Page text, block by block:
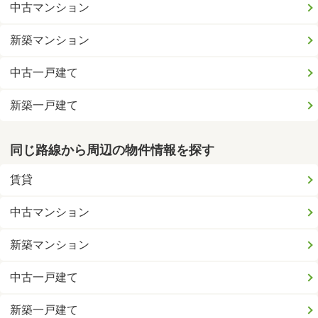
中古マンション
新築マンション
中古一戸建て
新築一戸建て
同じ路線から周辺の物件情報を探す
賃貸
中古マンション
新築マンション
中古一戸建て
新築一戸建て